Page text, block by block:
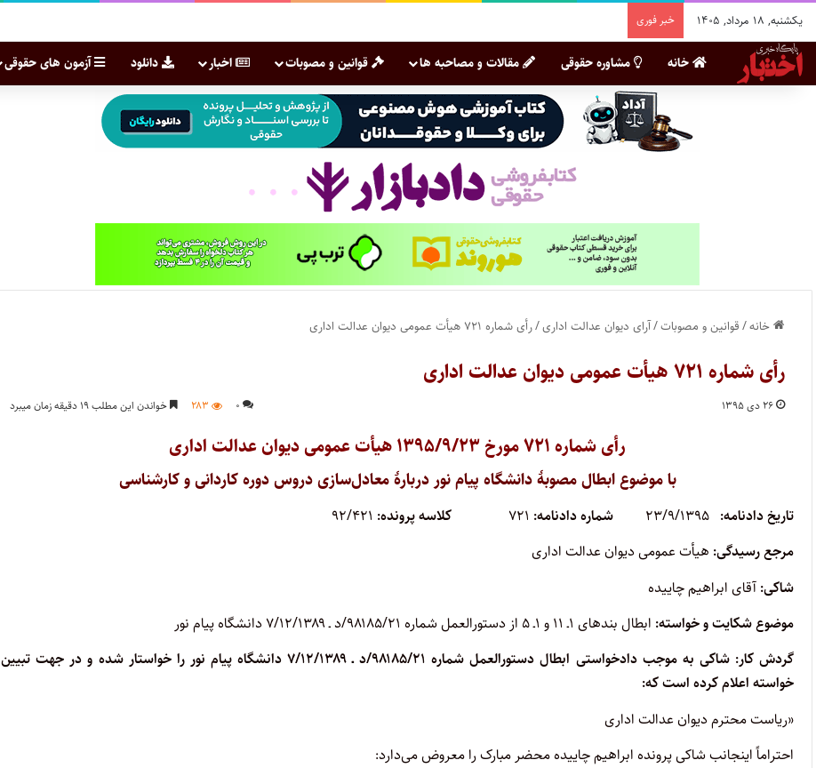
یکشنبه, ۱۸ مرداد, ۱۴۰۵ خبر فوری
خانه مشاوره حقوقی مقالات و مصاحبه ها قوانین و مصوبات اخبار دانلود آزمون های حقوقی
خانه/قوانین و مصوبات/آرای دیوان عدالت اداری/رأی شماره ۷۲۱ هیأت عمومی دیوان عدالت اداری
رأی شماره ۷۲۱ هیأت عمومی دیوان عدالت اداری
۲۶ دی ۱۳۹۵ ۰ ۲۸۳ خواندن این مطلب ۱۹ دقیقه زمان میبرد
رأی شماره ۷۲۱ مورخ ۱۳۹۵/۹/۲۳ هیأت عمومی دیوان عدالت اداری
با موضوع ابطال مصوبۀ دانشگاه پیام نور دربارۀ معادل‌سازی دروس دوره کاردانی و کارشناسی
تاریخ دادنامه: شماره دادنامه: کلاسه پرونده:
مرجع رسیدگی: هیأت عمومی دیوان عدالت اداری
شاکی: آقای ابراهیم چاییده
موضوع شکایت و خواسته: ابطال بندهای ۱ـ ۱۱ و ۱ـ ۵ از دستورالعمل شماره ۹۸۱۸۵/۲۱/د ـ ۷/۱۲/۱۳۸۹ دانشگاه پیام نور
گردش کار:
شاکی به موجب دادخواستی ابطال دستورالعمل شماره ۹۸۱۸۵/۲۱/د ـ ۷/۱۲/۱۳۸۹ دانشگاه پیام نور را خواستار شده و در جهت تبیین
خواسته اعلام کرده است که:
«ریاست محترم دیوان عدالت اداری
احتراماً اینجانب شاکی پرونده ابراهیم چاییده محضر مبارک را معروض می‌دارد: